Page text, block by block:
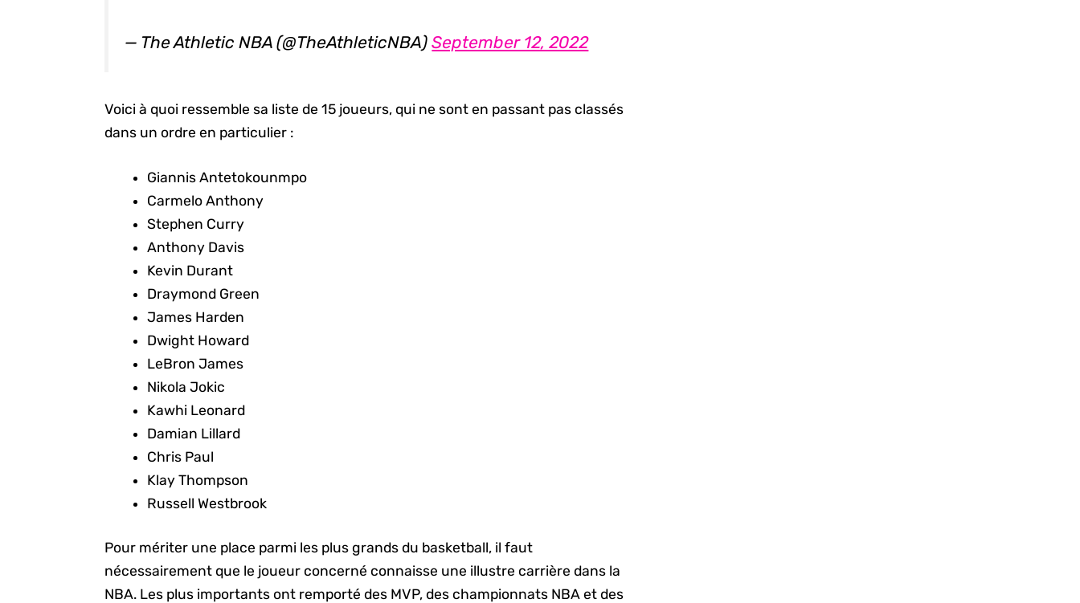
— The Athletic NBA (@TheAthleticNBA)September 12, 2022
Voici à quoi ressemble sa liste de 15 joueurs, qui ne sont en passant pas classés
dans un ordre en particulier :
Giannis Antetokounmpo
Carmelo Anthony
Stephen Curry
Anthony Davis
Kevin Durant
Draymond Green
James Harden
Dwight Howard
LeBron James
Nikola Jokic
Kawhi Leonard
Damian Lillard
Chris Paul
Klay Thompson
Russell Westbrook
Pour mériter une place parmi les plus grands du basketball, il faut
nécessairement que le joueur concerné connaisse une illustre carrière dans la
NBA. Les plus importants ont remporté des MVP, des championnats NBA et des